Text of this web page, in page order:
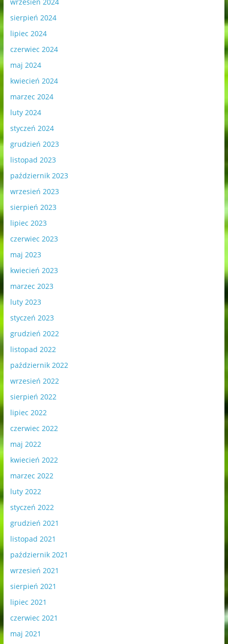
wrzesień 2024
sierpień 2024
lipiec 2024
czerwiec 2024
maj 2024
kwiecień 2024
marzec 2024
luty 2024
styczeń 2024
grudzień 2023
listopad 2023
październik 2023
wrzesień 2023
sierpień 2023
lipiec 2023
czerwiec 2023
maj 2023
kwiecień 2023
marzec 2023
luty 2023
styczeń 2023
grudzień 2022
listopad 2022
październik 2022
wrzesień 2022
sierpień 2022
lipiec 2022
czerwiec 2022
maj 2022
kwiecień 2022
marzec 2022
luty 2022
styczeń 2022
grudzień 2021
listopad 2021
październik 2021
wrzesień 2021
sierpień 2021
lipiec 2021
czerwiec 2021
maj 2021